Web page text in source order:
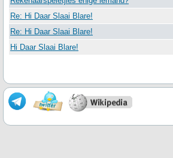
Re: Hi Daar Slaai Blare!
Re: Hi Daar Slaai Blare!
Hi Daar Slaai Blare!